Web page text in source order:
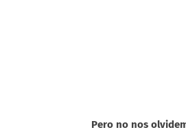
Pero no nos